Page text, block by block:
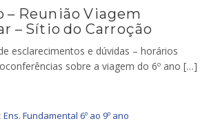
– Reunião Viagem
– Sítio do Carroção
esclarecimentos e dúvidas – horários
sobre a viagem do 6º ano […]
Ens. Fundamental 6º ao 9º ano